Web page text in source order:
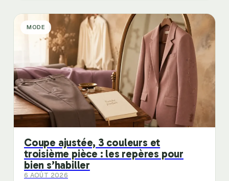
MODE
Coupe ajustée, 3 couleurs et
troisième pièce : les repères pour
bien s’habiller
6 AOÛT 2026